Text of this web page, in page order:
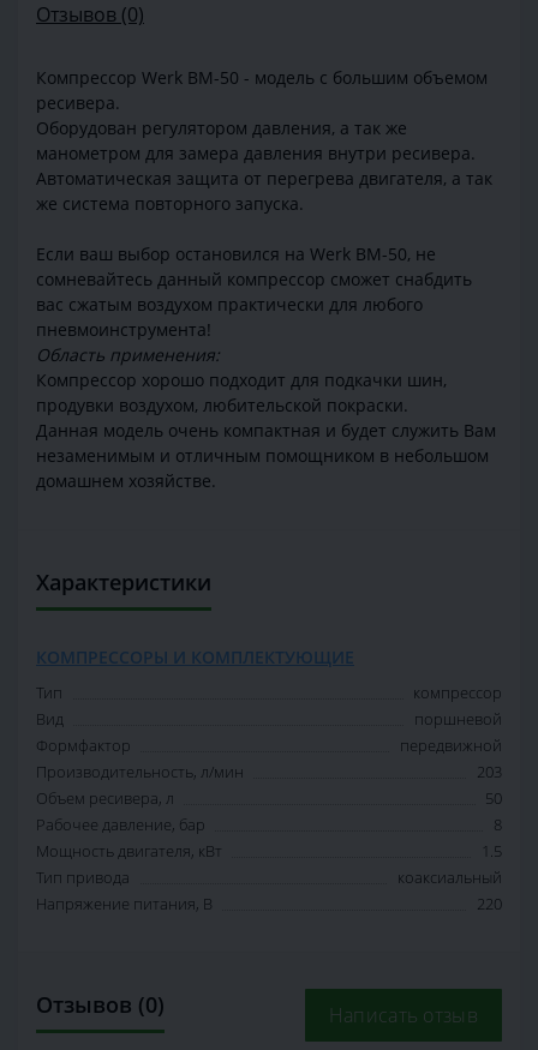
Отзывов (0)
Компрессор Werk BM-50 - модель с большим объемом
ресивера.
Оборудован регулятором давления, а так же
манометром для замера давления внутри ресивера.
Автоматическая защита от перегрева двигателя, а так
же система повторного запуска.
Если ваш выбор остановился на Werk BM-50, не
сомневайтесь данный компрессор сможет снабдить
вас сжатым воздухом практически для любого
пневмоинструмента!
Область применения:
Компрессор хорошо подходит для подкачки шин,
продувки воздухом, любительской покраски.
Данная модель очень компактная и будет служить Вам
незаменимым и отличным помощником в небольшом
домашнем хозяйстве.
Характеристики
КОМПРЕССОРЫ И КОМПЛЕКТУЮЩИЕ
Тип
компрессор
Вид
поршневой
Формфактор
передвижной
Производительность, л/мин
203
Объем ресивера, л
50
Рабочее давление, бар
8
Мощность двигателя, кВт
1.5
Тип привода
коаксиальный
Напряжение питания, В
220
Отзывов (0) Написать отзыв